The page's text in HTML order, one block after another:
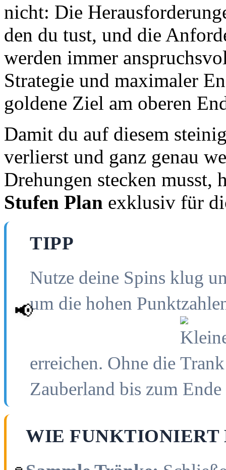
nicht: Die
den du tust, und die
werden immer
Strategie und maximaler
goldene Ziel am oberen
Damit du auf diesem
verlierst und ganz genau
Drehungen stecken musst,
Stufen Plan exklusiv für
📢
TIPP
Nutze deine Spins klug
um die hohen
erreichen. Ohne die
Zauberland bis zum
WIE FUNKTIONIERT